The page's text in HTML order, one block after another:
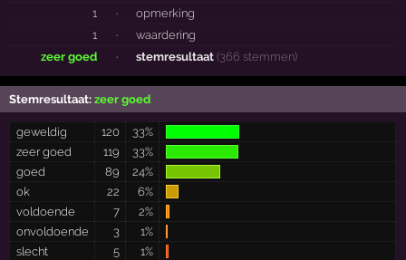
1
·
opmerking
1
·
waardering
zeer goed
· stemresultaat (366 stemmen)
Stemresultaat:zeer goed
geweldig 120
33%
zeer goed
119
33%
goed
89
24%
ok
22
6%
voldoende
7
2%
onvoldoende
3
1%
slecht
5 1%